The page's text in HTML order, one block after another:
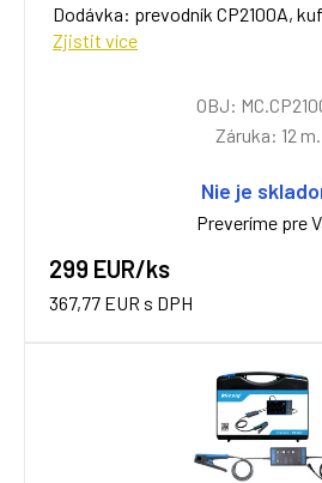
Dodávka: prevodník CP2100A,
Zjistit více
OBJ:
Záruka: 12 m.
Nie je
Preveríme pre
299 EUR/ks
367,77 EUR s DPH